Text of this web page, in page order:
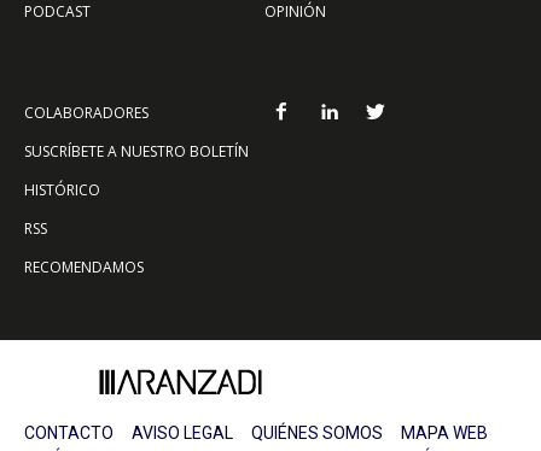
PODCAST
OPINIÓN
COLABORADORES
SUSCRÍBETE A NUESTRO BOLETÍN
HISTÓRICO
RSS
RECOMENDAMOS
CONTACTO AVISO LEGAL QUIÉNES SOMOS
MAPA WEB